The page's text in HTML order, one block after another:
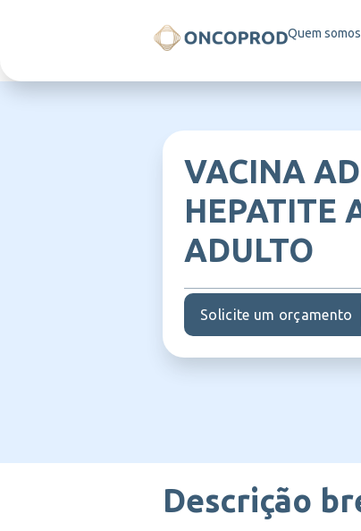
Quem somos
VACINA
HEPATITE
ADULTO
Solicite um orçamento
Descrição